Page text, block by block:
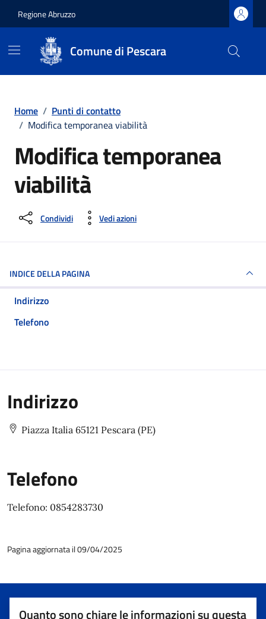
Regione Abruzzo
Comune di Pescara
Home / Punti di contatto
/ Modifica temporanea viabilità
Modifica temporanea
viabilità
Condividi Vedi azioni
INDICE DELLA PAGINA
Indirizzo
Telefono
Indirizzo
Piazza Italia 65121 Pescara (PE)
Telefono
Telefono: 0854283730
Pagina aggiornata il 09/04/2025
Quanto sono chiare le informazioni su questa